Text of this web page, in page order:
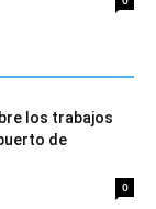
los trabajos
de
0